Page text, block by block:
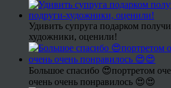
Удивить супруга подарком
художники, оценили!
Большое спасибо 😍портретом
очень очень понравилось 😍😍